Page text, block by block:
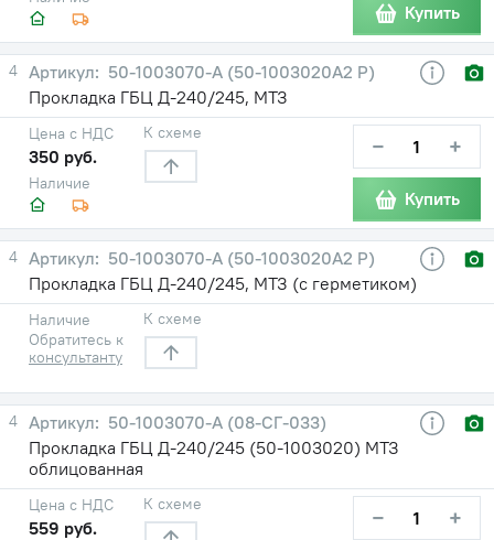
Купить
4
50-1003070-А (50-1003020А2 Р)
Прокладка ГБЦ Д-240/245, МТЗ
Наличие
Цена с НДС
350 руб.
К схеме − +
Купить
4
50-1003070-А (50-1003020А2 Р)
Прокладка ГБЦ Д-240/245, МТЗ (с герметиком)
Наличие
Обратитесь к
консультанту
К схеме
4
50-1003070-А (08-СГ-033)
Прокладка ГБЦ Д-240/245 (50-1003020) МТЗ
облицованная
Цена с НДС
559 руб.
К схеме − +